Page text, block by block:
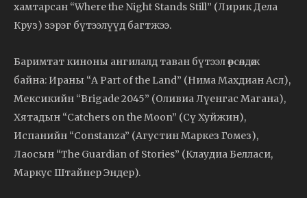
хамтарсан “Where the Night Stands Still” (Лирик Дела
Круз) зэрэг бүтээлүүд багтжээ.
Баримтат киноны ангилалд таван бүтээл өрсөлдөж
байна: Ираны “A Part of the Land” (Нима Махдиан Асл),
Мексикийн “Brigade 2045” (Оливиа Лүенгас Магана),
Хятадын “Catchers on the Moon” (Сү Хуйжин),
Испанийн “Constanza” (Агустин Маркез Гомез),
Лаосын “The Guardian of Stories” (Клаудиа Белласи,
Маркус Штайнер Эндер).